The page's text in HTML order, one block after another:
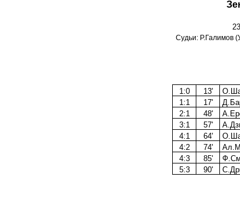
Судьи: Р.Галимов
1:0 13'
1:1
17'
2:1
48'
3:1
57'
4:1
64'
4:2
74'
4:3
85'
5:3
90'